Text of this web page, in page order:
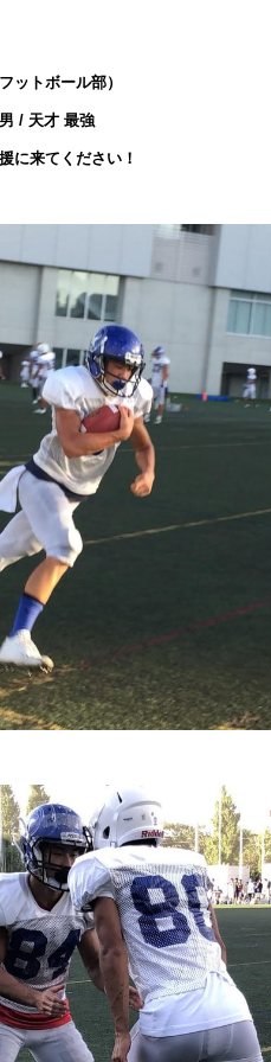
ットボール部）
/ 天才 最強
に来てください！